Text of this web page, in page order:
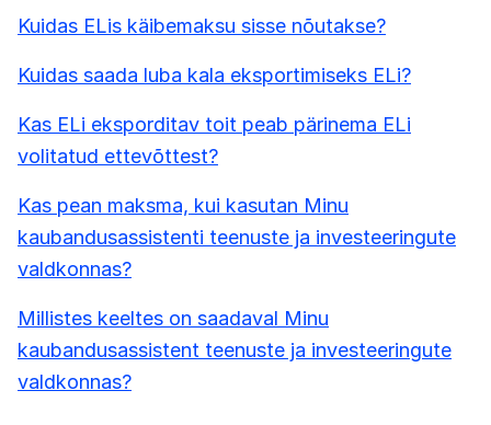
Kuidas ELis käibemaksu sisse nõutakse?
Kuidas saada luba kala eksportimiseks ELi?
Kas ELi eksporditav toit peab pärinema ELi
volitatud ettevõttest?
Kas pean maksma, kui kasutan Minu
kaubandusassistenti teenuste ja investeeringute
valdkonnas?
Millistes keeltes on saadaval Minu
kaubandusassistent teenuste ja investeeringute
valdkonnas?